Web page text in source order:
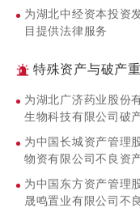
为中国人民财产保险
卸运输有限公司代位
易有限公司海上保险
为重庆新金航国际物
建造合同纠纷案提供
为重庆欣海报告服务
任公司通海水域货运
为重庆兆荣物流有限
卖合同纠纷案提供法
为湖北中经资本投资
目提供法律服务
特殊资产与破产
为湖北广济药业股份
生物科技有限公司破
为中国长城资产管理
物资有限公司不良资
为中国东方资产管理
晟鸣置业有限公司不